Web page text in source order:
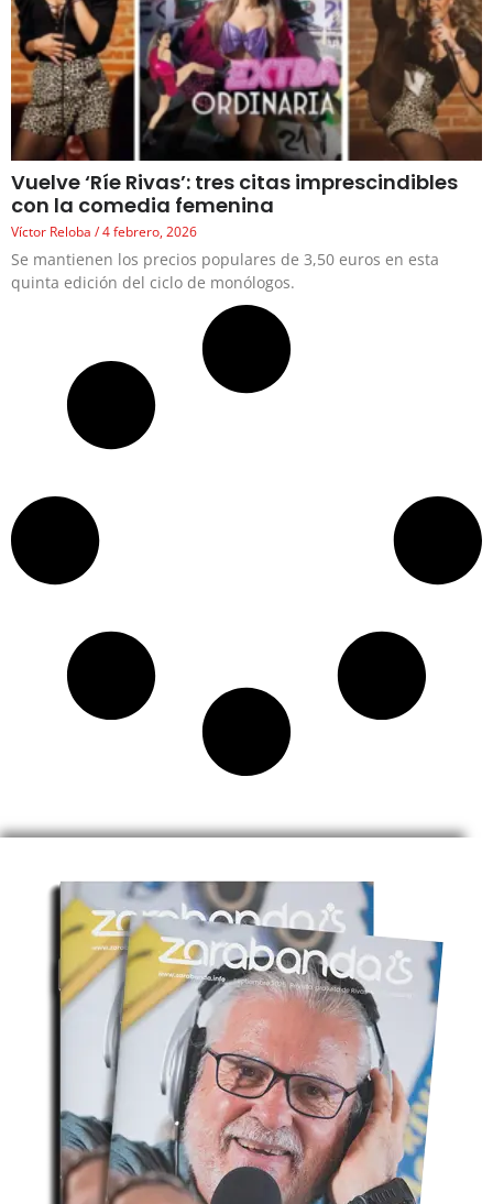
Vuelve ‘Ríe Rivas’: tres citas imprescindibles
con la comedia femenina
Víctor Reloba 4 febrero, 2026
Se mantienen los precios populares de 3,50 euros en esta
quinta edición del ciclo de monólogos.